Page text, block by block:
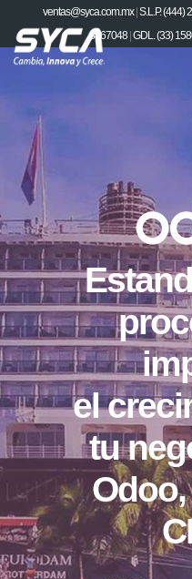
ventas@syca.com.mx| S.L.P. (444)
8867048| GDL. (33)
el
tu